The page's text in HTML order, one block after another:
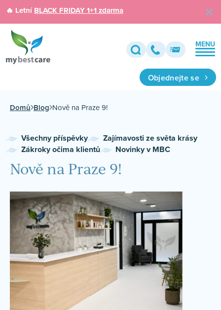
🔥 LetníBLACK FRIDAY 1+1 zdarma
Objednejte se
MENU
Domů Blog Nově na Praze 9!
Všechny příspěvky
Zajímavosti ze světa krásy
Zákroky očima klientů
Novinky v MBC
Nově na Praze 9!